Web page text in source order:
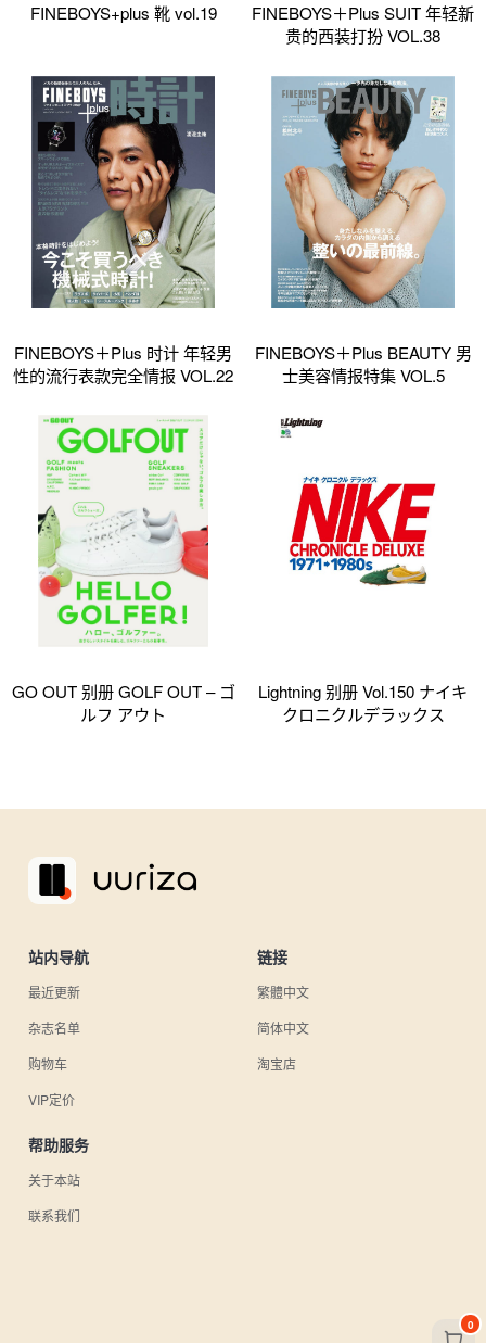
FINEBOYS+plus 靴 vol.19
FINEBOYS＋Plus SUIT 年轻新
贵的西装打扮 VOL.38
FINEBOYS＋Plus 时计 年轻男
性的流行表款完全情报 VOL.22
FINEBOYS＋Plus BEAUTY 男
士美容情报特集 VOL.5
GO OUT 别册 GOLF OUT – ゴ
ルフ アウト
Lightning 别册 Vol.150 ナイキ
クロニクルデラックス
站内导航
最近更新
杂志名单
购物车
VIP定价
链接
繁體中文
简体中文
淘宝店
帮助服务
关于本站
联系我们
0